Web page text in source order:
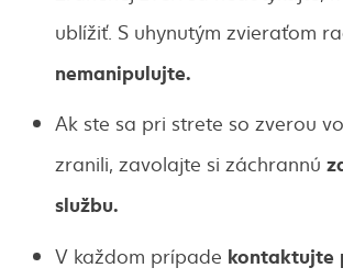
ublížiť. S uhynutým zvieraťom
nemanipulujte.
Ak ste sa pri strete so zverou
zranili, zavolajte si záchrannú
službu.
V každom prípade kontaktujte